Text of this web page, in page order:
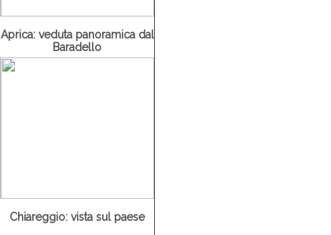
Aprica: veduta panoramica dal
Baradello
Chiareggio: vista sul paese